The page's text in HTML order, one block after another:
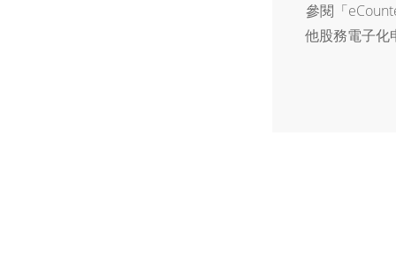
參閱「
他股務電子化